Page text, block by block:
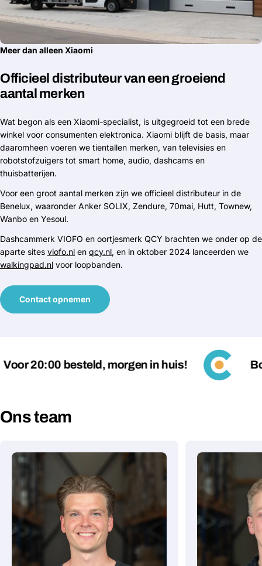
Meer dan alleen Xiaomi
Officieel distributeur van een groeiend
aantal merken
Wat begon als een Xiaomi-specialist, is uitgegroeid tot een brede
winkel voor consumenten elektronica. Xiaomi blijft de basis, maar
daaromheen voeren we tientallen merken, van televisies en
robotstofzuigers tot smart home, audio, dashcams en
thuisbatterijen.
Voor een groot aantal merken zijn we officieel distributeur in de
Benelux, waaronder Anker SOLIX, Zendure, 70mai, Hutt, Townew,
Wanbo en Yesoul.
Dashcammerk VIOFO en oortjesmerk QCY brachten we onder op de
aparte sites viofo.nl en qcy.nl, en in oktober 2024 lanceerden we
walkingpad.nl voor loopbanden.
Contact opnemen
besteld, morgen in huis! Boven
Ons team